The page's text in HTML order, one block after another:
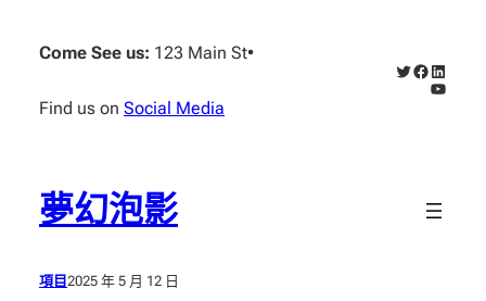
Come See us: 123 Main St•
Find us on Social Media
X Facebook
夢幻泡影
項目 2025 年 5 月 12 日